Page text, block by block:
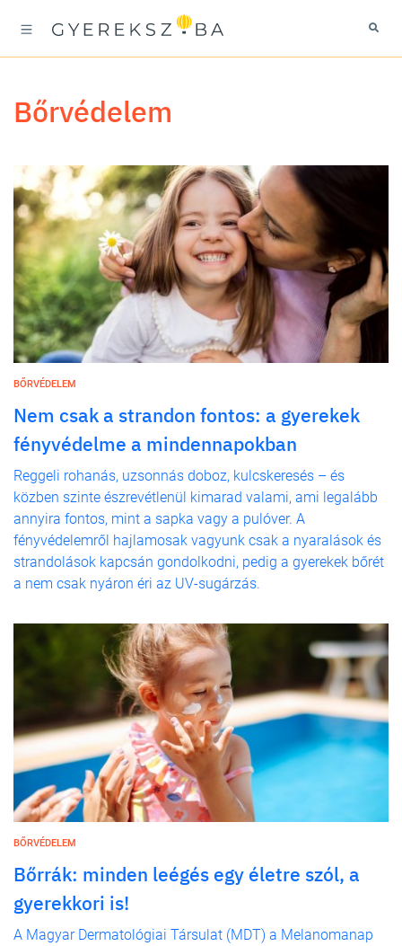
bőrvédelem
BŐRVÉDELEM
Nem csak a strandon fontos: a gyerekek
fényvédelme a mindennapokban
Reggeli rohanás, uzsonnás doboz, kulcskeresés – és
közben szinte észrevétlenül kimarad valami, ami legalább
annyira fontos, mint a sapka vagy a pulóver. A
fényvédelemről hajlamosak vagyunk csak a nyaralások és
strandolások kapcsán gondolkodni, pedig a gyerekek bőrét
a nem csak nyáron éri az UV-sugárzás.
BŐRVÉDELEM
Bőrrák: minden leégés egy életre szól, a
gyerekkori is!
A Magyar Dermatológiai Társulat (MDT) a Melanomanap